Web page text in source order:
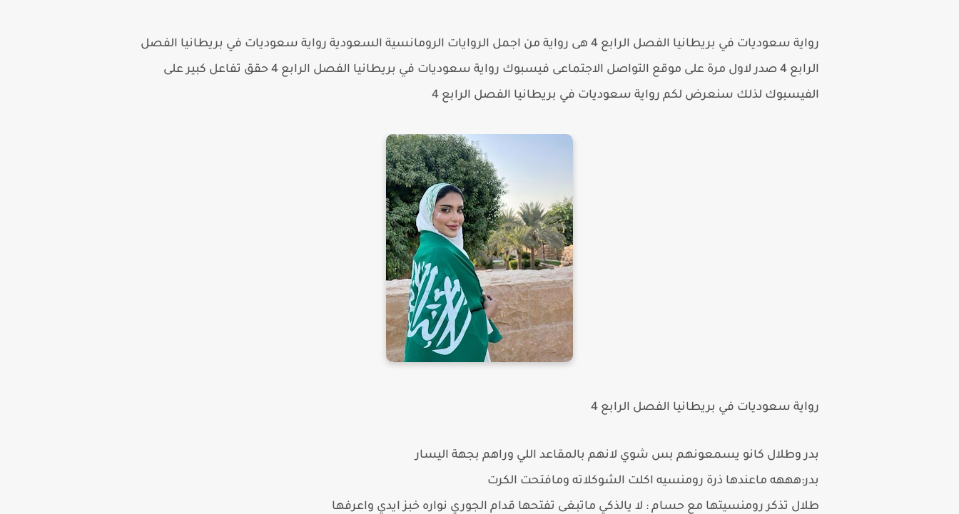
رواية سعوديات في بريطانيا الفصل الرابع 4 هى رواية من اجمل الروايات الرومانسية السعودية رواية سعوديات في بريطانيا الفصل
الرابع 4 صدر لاول مرة على موقع التواصل الاجتماعى فيسبوك رواية سعوديات في بريطانيا الفصل الرابع 4 حقق تفاعل كبير على
الفيسبوك لذلك سنعرض لكم رواية سعوديات في بريطانيا الفصل الرابع 4
رواية سعوديات في بريطانيا الفصل الرابع 4
بدر وطلال كانو يسمعونهم بس شوي لانهم بالمقاعد اللي وراهم بجهة اليسار
بدر:هههه ماعندها ذرة رومنسيه اكلت الشوكلاته ومافتحت الكرت
طلال تذكر رومنسيتها مع حسام : لا يالذكي ماتبغى تفتحها قدام الجوري نواره خبز ايدي واعرفها